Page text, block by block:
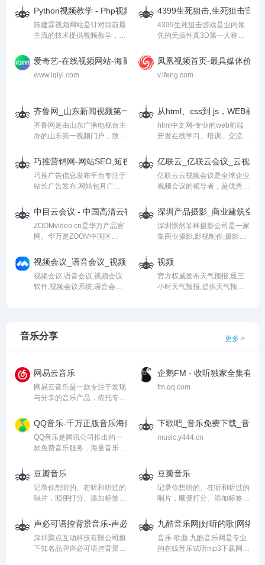
特色零食加盟,网上零食
Python视频教学 - Php视频教学 - Linux视频教学
陈建霖视频网站是针对目前最
主流的技术提供视频教学，
频教程,Linux视频教程,Sql视
频教程等多方面技术教学和网
站开发相关领域
4399生死狙击,生死狙击官
4399生死狙击游戏是业内领
先的无插件真3D第一人称射
玩，即可感受枪林弹雨的枪战
乐趣。还有精彩的生死狙击视
频、生死狙击武器大全、生死
爱奇艺-在线视频网站-海量正版高清视频在线观看
www.iqiyi.com
凤凰视频首页-最具媒体价值
v.ifeng.com
齐鲁网_山东新闻视频第一门户_山东广播电视台主办
齐鲁网是由山东广播电视台主
办的山东第一视频门户，致力
园，山东第一民生服务平台，
山东第一网络营销媒介。
从html、css到 js，WEB前
html中文网-专业的web前端
开发在线学习、培训、交流平
视频教程及下载资源，可边学
习边编程实战，快速成为前端
工程师！
巧推营销网-网站SEO,短视频引流,互联网广告信息资源发布网
巧推广告信息发布平台专注于
站长广告发布,网站包月广告
推广营销,微博广告直发转发,
视频直播广告,原创小视频短
视频广告植入,二级目录买卖,
权重网站链接交易,广告引流,
亿联云_亿联云会议_云视频
亿联云云视频会议是全球企业
视频会议的领导者，是优秀的
亿联云会议，高清云视频会议
软件，可帮助企业在桌面
PC，移动手机，会议室系统
上快速的进行高清视频会议，
公效率。亿联云为亿联云云视
频会议服务商，主要为亿联云
用户提供售前方案支持，售后
技术支持，企业应用SDK，
中目云会议 - 中国高清云视频会议系统提供者! | zoomvideo.cn
ZOOMvideo.cn是华万产品官
网。华万是ZOOM中国区
高清在线云视频会议服务。华
万为客户提供云视频售前支
持，销售服务，售后培训.上
海华万通信科技有限公司向客
深圳产品摄影_商业建筑空
深圳憬然菲林摄影公司是一家
集商业摄影,影视制作,摄影策
务机构,主营业务：广告摄影,
产品摄影,建筑空间摄影,服装
摄影,电商拍摄,美食摄影,创意
摄影,企业宣传片拍摄,深圳航
的深圳摄影工作室,始终致力
视频会议_语音会议_视频会议软件_视频会议系统-腾讯会议
视频会议,语音会议,视频会议
软件,视频会议系统,语音会议
svelte="svelte-9xr36o">
视频
官方权威发布天气预报,逐三
小时天气预报,提供天气预报
音乐分享 更多 >
网易云音乐
网易云音乐是一款专注于发现
与分享的音乐产品，依托专业
交功能，为用户打造全新的音
乐生活。
企鹅FM - 收听独家全集有声
fm.qq.com
QQ音乐-千万正版音乐海量无损曲库新歌热歌天天畅听的高品
QQ音乐是腾讯公司推出的一
款免费音乐服务，海量音乐在
发、歌词翻译、手机铃声下
载、高品质音乐试听、正版音
乐下载、免费空间背景音乐设
置、MV观看等，是互联网音
下歌吧_音乐免费下载_音乐
music.y444.cn
豆瓣音乐
记录你想听的、在听和听过的
唱片，顺便打分、添加标签及
口味，豆瓣会推荐适合的唱片
给你。
豆瓣音乐
记录你想听的、在听和听过的
唱片，顺便打分、添加标签及
口味，豆瓣会推荐适合的唱片
给你。
声必可语控背景音乐-声必可语控背景音乐加盟代理、费用多少
深圳聚点互动科技有限公司旗
下知名品牌声必可语控背景音
九酷音乐网|好听的歌|网络
音乐-歌曲.九酷音乐网是专业
的在线音乐试听mp3下载网